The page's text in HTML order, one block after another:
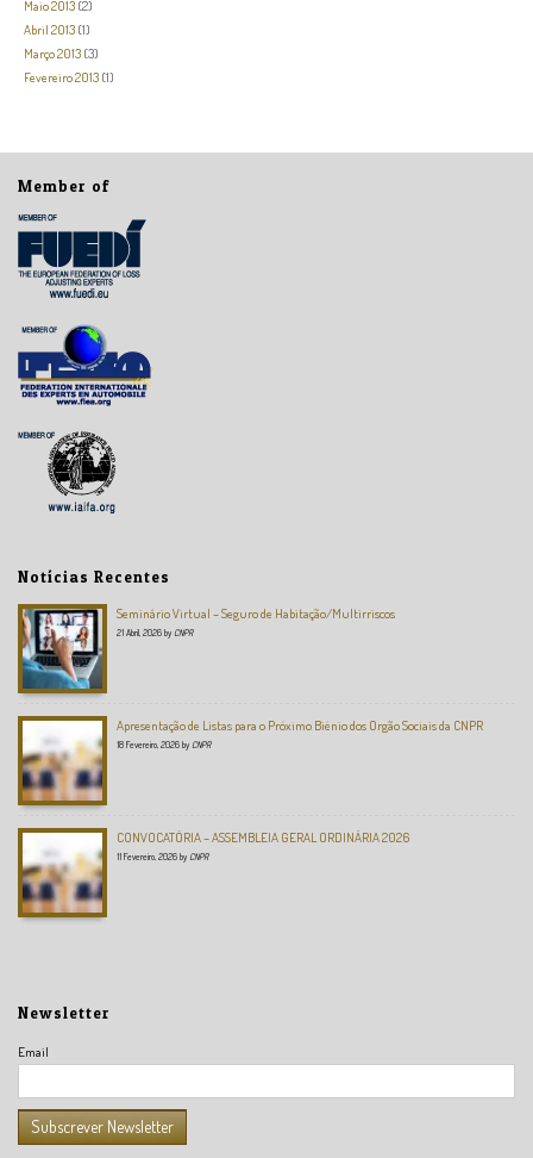
Maio 2013 (2)
Abril 2013 (1)
Março 2013 (3)
Fevereiro 2013 (1)
Member of
Notícias Recentes
Seminário Virtual – Seguro de Habitação/Multirriscos
21 Abril, 2026 by CNPR
Apresentação de Listas para o Próximo Biénio dos Orgão Sociais da CNPR
18 Fevereiro, 2026 by CNPR
CONVOCATÓRIA – ASSEMBLEIA GERAL ORDINÁRIA 2026
11 Fevereiro, 2026 by CNPR
Newsletter
Email